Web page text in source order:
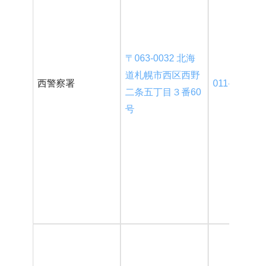
西警察署
〒063-0032 北海
道札幌市西区西野
二条五丁目３番60
号
011-666-